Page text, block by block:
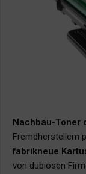
Nachbau-Toner
Fremdherstellern
fabrikneue
von dubiosen